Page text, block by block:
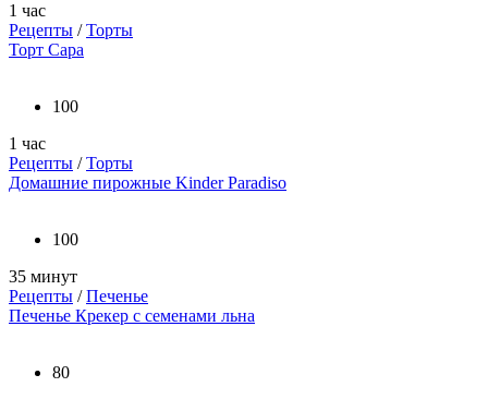
1 час
Рецепты /Торты
Торт Сара
100
1 час
Рецепты /Торты
Домашние пирожные Kinder Paradiso
100
35 минут
Рецепты /Печенье
Печенье Крекер с семенами льна
80